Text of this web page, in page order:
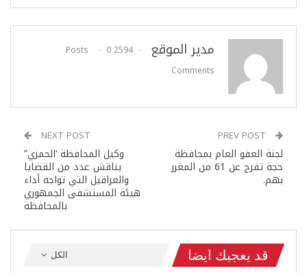
مدير الموقع 2594 Posts
0
Comments
لجنة العفو العام بمحافظة
حجة تفرج عن 61 من المغرر
بهم.
NEXT POST
وكيل المحافظة ‘الحمزي”
يناقش عدد من القضايا
والعراقيل التي تواجه أداء
هيئة المستشفى الجمهوري
بالمحافظة
الكل قد يعجبك ايضا